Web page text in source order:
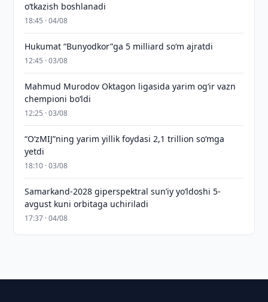
o‘tkazish boshlanadi
18:45 · 04/08
Hukumat “Bunyodkor”ga 5 milliard so‘m ajratdi
12:45 · 03/08
Mahmud Murodov Oktagon ligasida yarim og‘ir vazn
chempioni bo‘ldi
12:25 · 03/08
“O‘zMIJ”ning yarim yillik foydasi 2,1 trillion so‘mga
yetdi
18:10 · 03/08
Samarkand-2028 giperspektral sun’iy yo‘ldoshi 5-
avgust kuni orbitaga uchiriladi
17:37 · 04/08